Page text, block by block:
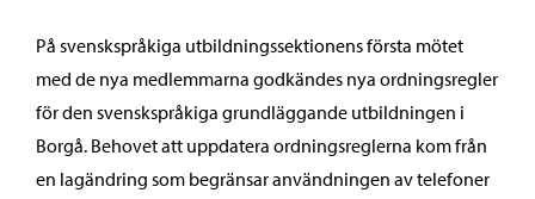
På svenskspråkiga utbildningssektionens första mötet
med de nya medlemmarna godkändes nya ordningsregler
för den svenskspråkiga grundläggande utbildningen i
Borgå. Behovet att uppdatera ordningsreglerna kom från
en lagändring som begränsar användningen av telefoner